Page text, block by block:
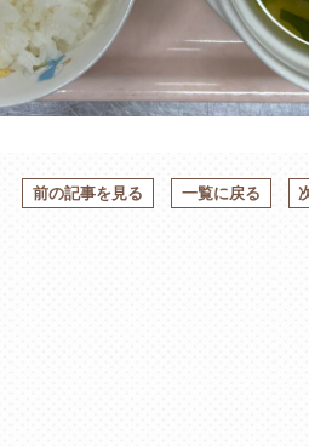
前の記事を見る 一覧に戻る